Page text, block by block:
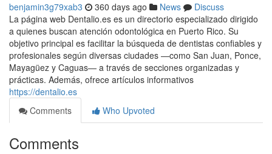
benjamin3g79xab3 360 days ago News
Discuss
La página web Dentalio.es es un directorio especializado dirigido
a quienes buscan atención odontológica en Puerto Rico. Su
objetivo principal es facilitar la búsqueda de dentistas confiables y
profesionales según diversas ciudades —como San Juan, Ponce,
Mayagüez y Caguas— a través de secciones organizadas y
prácticas. Además, ofrece artículos informativos
https://dentalio.es
Comments
Who Upvoted
Comments